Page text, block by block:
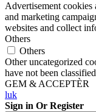
Advertisement cookies
and marketing
websites and collect
Others
Others
Other uncategorized
have not been
GEM & ACCEPTÈR
luk
Sign in Or Register